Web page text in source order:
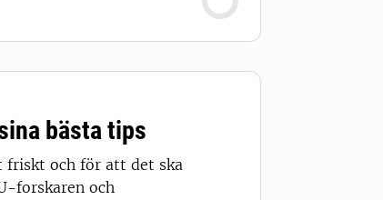
bästa tips
friskt och för att det ska
forskaren och